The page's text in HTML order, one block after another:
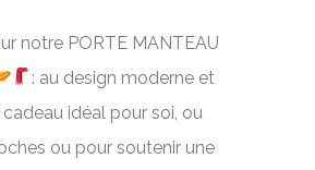
notre PORTE MANTEAU
: au design moderne et
idéal pour soi, ou
ou pour soutenir une